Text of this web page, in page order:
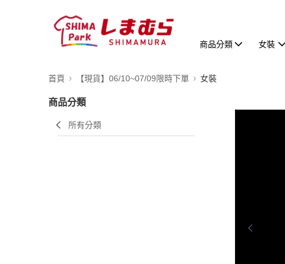
商品分類 女裝
首頁 【現貨】06/10~07/09限時下單 女裝
商品分類
所有分類